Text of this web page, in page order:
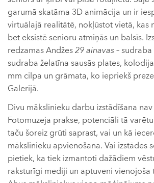
garumā skatāma 3D animācija un ir
virtuālajā realitātē, nokļūstot vietā, kas
bet eksistē senioru atmiņās un balsīs.
redzamas Andžes29 ainavas–
sudraba želatīna sausās plates,
mm cilpa un grāmata, ko iepriekš
Galerijā.
Divu mākslinieku darbu izstādīšana
Fotomuzeja prakse, potenciāli tā
taču šoreiz grūti saprast, vai un kā
mākslinieku apvienošana. Vai izstādes
pietiek, ka tiek izmantoti dažādiem
raksturīgi mediji un aptuveni vienojoša